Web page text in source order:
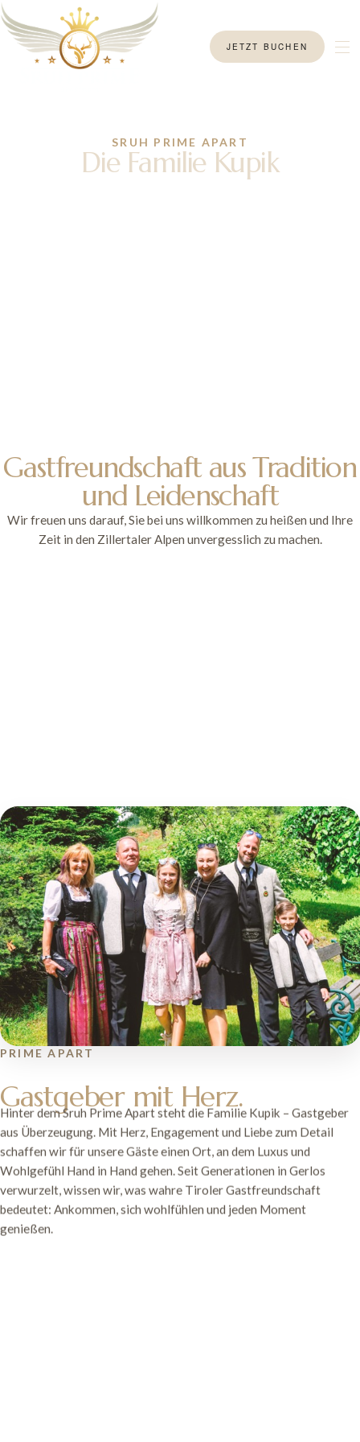
JETZT BUCHEN
SRUH PRIME APART
Die Familie Kupik
Gastfreundschaft aus Tradition
und Leidenschaft
Wir freuen uns darauf, Sie bei uns willkommen zu heißen und Ihre
Zeit in den Zillertaler Alpen unvergesslich zu machen.
PRIME APART
Gastgeber mit Herz.
Hinter dem Sruh Prime Apart steht die Familie Kupik – Gastgeber
aus Überzeugung. Mit Herz, Engagement und Liebe zum Detail
schaffen wir für unsere Gäste einen Ort, an dem Luxus und
Wohlgefühl Hand in Hand gehen. Seit Generationen in Gerlos
verwurzelt, wissen wir, was wahre Tiroler Gastfreundschaft
bedeutet: Ankommen, sich wohlfühlen und jeden Moment
genießen.